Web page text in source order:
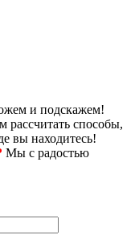
и подскажем!
способы,
вы находитесь!
Мы с радостью